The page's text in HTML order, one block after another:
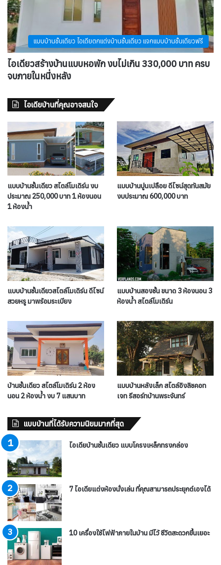
แบบบ้านชั้นเดียว ไอเดียตกแต่งบ้านชั้นเดียว แจกแบบบ้านชั้นเดียวฟรี
ไอเดียวสร้างบ้านแบบหอพัก งบไม่เกิน 330,000 บาท ครบ
จบภายในหนึ่งหลัง
ไอเดียบ้านที่คุณอาจสนใจ
แบบบ้านชั้นเดียว สไตล์โมเดิร์น งบ
ประมาณ 250,000 บาท 1 ห้องนอน
1 ห้องน้ำ
แบบบ้านปูนเปลือย ดีไซน์สุดทันสมัย
งบประมาณ 600,000 บาท
แบบบ้านชั้นเดียวสไตล์โมเดิร์น ดีไซน์
สวยหรู มาพร้อมระเบียง
แบบบ้านสองชั้น ขนาด 3 ห้องนอน 3
ห้องน้ำ สไตล์โมเดิร์น
บ้านชั้นเดียว สไตล์โมเดิร์น 2 ห้อง
นอน 2 ห้องน้ำ งบ 7 แสนบาท
แบบบ้านหลังเล็ก สไตล์อิงลิชคอท
เจท รีสอร์ทบ้านพระจันทร์
แบบบ้านที่ได้รับความนิยมมากที่สุด
ไอเดียบ้านชั้นเดียว แบบโครงเหล็กทรงกล่อง
7 ไอเดียแต่งห้องนั่งเล่น ที่คุณสามารถประยุกต์เองได้
10 เครื่องใช้ไฟฟ้าภายในบ้าน มีไว้ ชีวิตสะดวกขึ้นเยอะ